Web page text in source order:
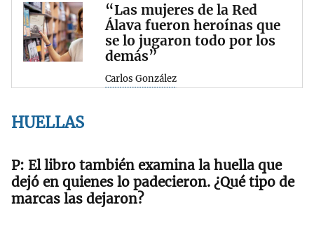
“Las mujeres de la Red
Álava fueron heroínas que
se lo jugaron todo por los
demás”
Carlos González
HUELLAS
El libro también examina la huella que
dejó en quienes lo padecieron. ¿Qué tipo de
marcas las dejaron?